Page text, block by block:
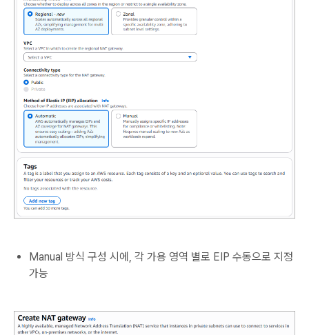
Manual 방식 구성 시에, 각 가용 영역 별로 EIP 수동으로 지정
가능